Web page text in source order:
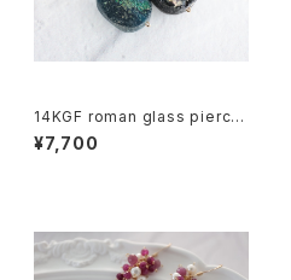
14KGF roman glass pierce
[kgf5559]
¥7,700